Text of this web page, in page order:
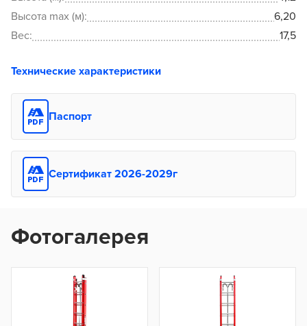
Высота max (м):
6,20
Вес:
17,5
Технические характеристики
Паспорт
Сертификат 2026-2029г
Фотогалерея